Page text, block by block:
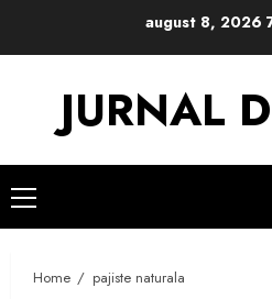
august 8, 2026
JURNAL
Primary
Menu
Home pajiste naturala